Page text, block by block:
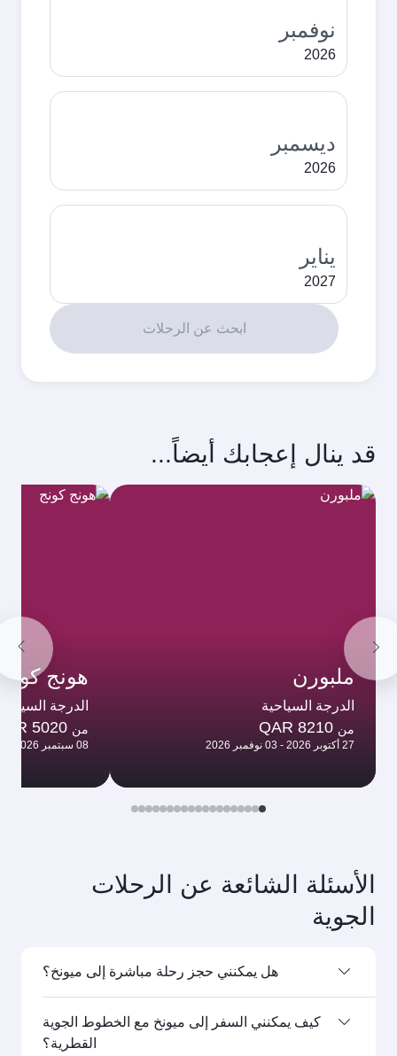
نوفمبر
2026
ديسمبر
2026
يناير
2027
ابحث عن الرحلات
قد ينال إعجابك أيضاً...
ملبورن
الدرجة السياحية
من QAR 8210
27 أكتوبر 2026 - 03 نوفمبر 2026
هونج كونج
الدرجة السياحية
من QAR 5020
08 سبتمبر 2026 - 06 أكتوبر 2026
الأسئلة الشائعة عن الرحلات
الجوية
هل يمكنني حجز رحلة مباشرة إلى ميونخ؟
نعم، تسيِّر الخطوط الجوية القطرية رحلات مباشرة إلى
ميونخ. ابحث عن الرحلات من صفحتنا الرئيسية لتعرف
كيف يمكنني السفر إلى ميونخ مع الخطوط الجوية
القطرية؟